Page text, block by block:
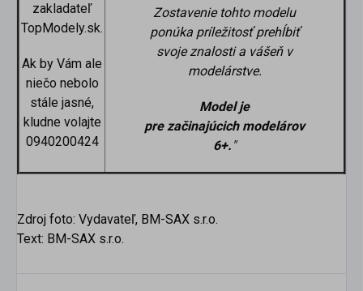
zakladateľ
TopModely.sk.
Ak by Vám ale
niečo nebolo
stále jasné,
kludne volajte
0940200424
Zostavenie tohto modelu
ponúka príležitosť prehĺbiť
svoje znalosti a vášeň v
modelárstve.
Model je
prezačinajúcich modelárov
6+. "
Zdroj foto: Vydavateľ, BM-SAX s.r.o.
Text: BM-SAX s.r.o.